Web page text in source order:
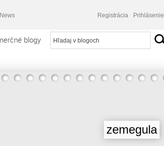
Registrácia Prihlásenie
blogy
zemegula